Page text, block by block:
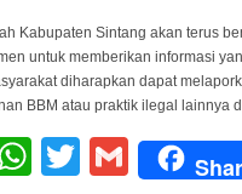
Kabupaten Sintang akan terus
untuk memberikan informasi
diharapkan dapat
BBM atau praktik ilegal lainnya
WhatsApp
TwitterGmail